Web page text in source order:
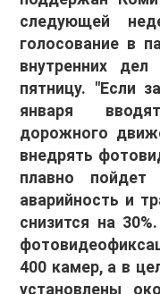
следующей
голосование в
внутренних
пятницу. "Если
января
дорожного
внедрять
плавно
аварийность и
снизится на
400 камер, а в
установлены